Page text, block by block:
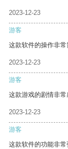
2023-12-23
游客
这款软件的操作非常
2023-12-23
游客
这款游戏的剧情非常
2023-12-23
游客
这款软件的功能非常